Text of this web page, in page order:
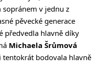
v jednu z
pěvecké generace
předvedla hlavně díky
Michaela Šrůmová
tentokrát bodovala hlavně